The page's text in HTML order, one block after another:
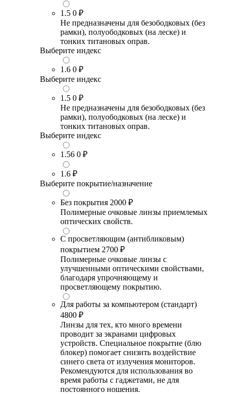
1.5 0 ₽
Не предназначены для безободковых (без
рамки), полуободковых (на леске) и
тонких титановых оправ.
Выберите индекс
1.6 0 ₽
Выберите индекс
1.5 0 ₽
Не предназначены для безободковых (без
рамки), полуободковых (на леске) и
тонких титановых оправ.
Выберите индекс
1.56 0 ₽
1.6 ₽
Выберите покрытие/назначение
Без покрытия 2000 ₽
Полимерные очковые линзы приемлемых
оптических свойств.
С просветляющим (антибликовым)
покрытием 2700 ₽
Полимерные очковые линзы с
улучшенными оптическими свойствами,
благодаря упрочняющему и
просветляющему покрытию.
Для работы за компьютером (стандарт)
4800 ₽
Линзы для тех, кто много времени
проводит за экранами цифровых
устройств. Специальное покрытие (блю
блокер) помогает снизить воздействие
синего света от излучения мониторов.
Рекомендуются для использования во
время работы с гаджетами, не для
постоянного ношения.